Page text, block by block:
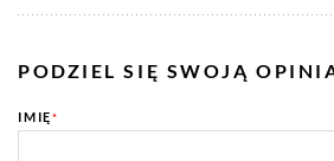
PODZIEL SIĘ SWOJĄ
IMIĘ*